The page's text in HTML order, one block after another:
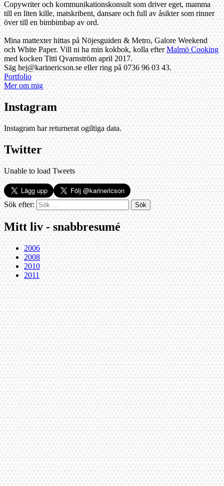
Copywriter och kommunikationskonsult som driver eget, mamma
till en liten kille, matskribent, dansare och full av åsikter som rinner
över till en bimbimbap av ord.
Mina mattexter hittas på Nöjesguiden & Metro, Galore Weekend
och White Paper. Vill ni ha min kokbok, kolla efterMalmö Cooking
med kocken Titti Qvarnström april 2017.
Säg hej@karinericson.se eller ring på 0736 96 03 43.
Portfolio
Mer om mig
Instagram
Instagram har returnerat ogiltiga data.
Twitter
Unable to load Tweets
Sök efter:
Mitt liv - snabbresumé
2006
2008
2010
2011